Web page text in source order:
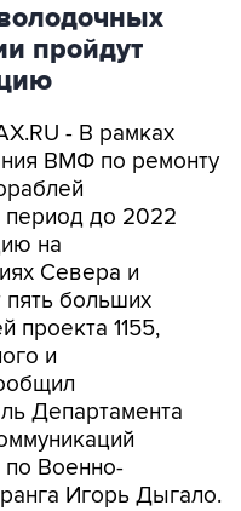
пройдут
- В рамках
ВМФ по ремонту
до 2022
на
Севера и
пять больших
проекта 1155,
и
Департамента
Военно-
Игорь Дыгало.